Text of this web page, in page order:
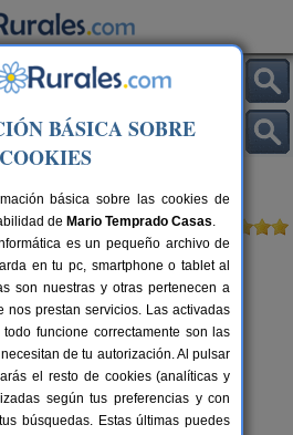
de Can Rosell
10-19+5 pers.
desde33 €
de Belians
(Barcelona)
BÁSICA SOBRE
COOKIES
básica sobre las cookies de
de Mario Temprado Casas.
es un pequeño archivo de
en tu pc, smartphone o tablet al
son nuestras y otras pertenecen a
nos prestan servicios. Las activadas
funcione correctamente son las
de tu autorización. Al pulsar
el resto de cookies (analíticas y
según tus preferencias y con
búsquedas. Estas últimas puedes